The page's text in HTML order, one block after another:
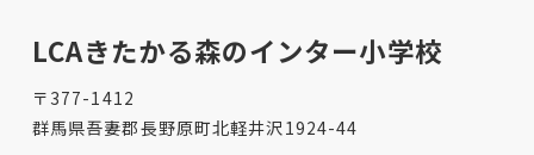
LCAきたかる森のインター小学校
〒377-1412
群馬県吾妻郡長野原町北軽井沢1924-44